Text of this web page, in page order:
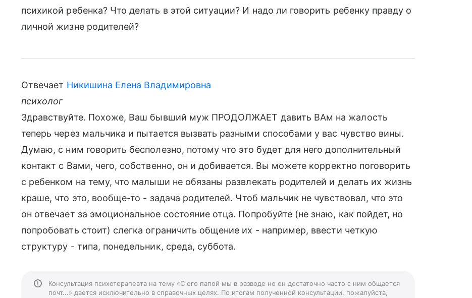
психикой ребенка? Что делать в этой ситуации? И надо ли говорить ребенку правду о
личной жизне родителей?
Отвечает Никишина Елена Владимировна
психолог
Здравствуйте. Похоже, Ваш бывший муж ПРОДОЛЖАЕТ давить ВАм на жалость
теперь через мальчика и пытается вызвать разными способами у вас чувство вины.
Думаю, с ним говорить бесполезно, потому что это будет для него дополнительный
контакт с Вами, чего, собственно, он и добивается. Вы можете корректно поговорить
с ребенком на тему, что малыши не обязаны развлекать родителей и делать их жизнь
краше, что это, вообще-то - задача родителей. Чтоб мальчик не чувствовал, что это
он отвечает за эмоциональное состояние отца. Попробуйте (не знаю, как пойдет, но
попробовать стоит) слегка ограничить общение их - например, ввести четкую
структуру - типа, понедельник, среда, суббота.
Консультация психотерапевта на тему «С его папой мы в разводе но он достаточно часто с ним общается
почт...» дается исключительно в справочных целях. По итогам полученной консультации, пожалуйста,